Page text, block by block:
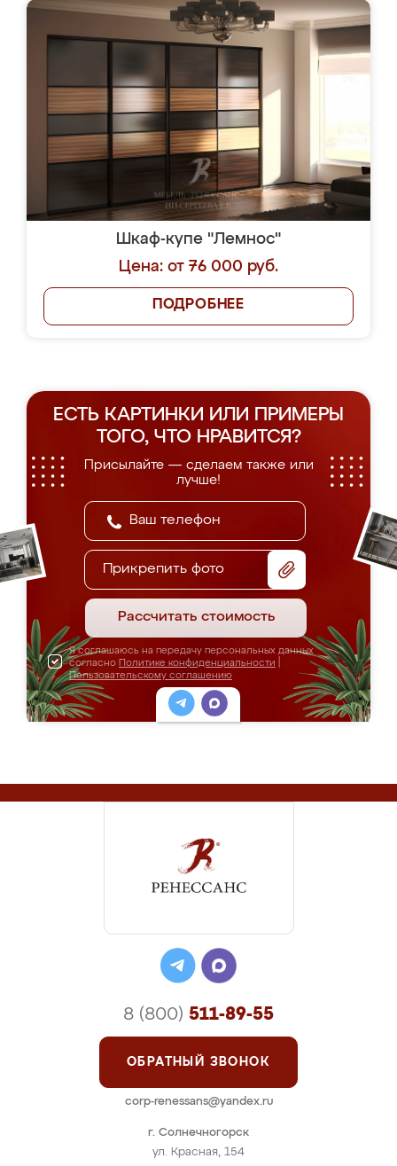
Шкаф-купе "Лемнос"
Цена: от 76 000 руб.
ПОДРОБНЕЕ
ЕСТЬ КАРТИНКИ ИЛИ ПРИМЕРЫ
ТОГО, ЧТО НРАВИТСЯ?
Присылайте — сделаем также или
лучше!
Прикрепить фото
Рассчитать стоимость
Я соглашаюсь на передачу персональных данных
согласно Политике конфиденциальности
Пользовательскому соглашению
г. Солнечногорск
ул. Красная, 154
8 (800) 511-89-55
ОБРАТНЫЙ ЗВОНОК
corp-renessans@yandex.ru